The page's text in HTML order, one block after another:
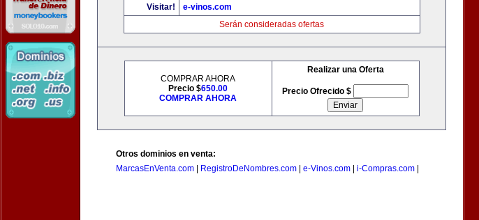
Visitar!
e-vinos.com
Serán consideradas ofertas
COMPRAR AHORA
Precio $650.00
COMPRAR AHORA
Realizar una Oferta
Precio Ofrecido $
Otros dominios en venta:
MarcasEnVenta.com
RegistroDeNombres.com e-Vinos.com i-Compras.com